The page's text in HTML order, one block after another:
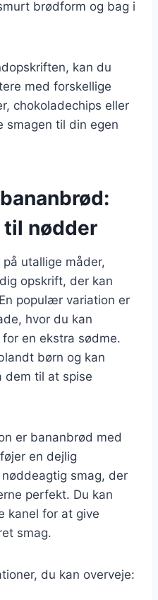
brødform og bag i
kan du
med forskellige
chokoladechips eller
smagen til din egen
til nødder
utallige måder,
opskrift, der kan
populær variation er
hvor du kan
en ekstra sødme.
børn og kan
til at spise
er bananbrød med
en dejlig
smag, der
perfekt. Du kan
kanel for at give
smag.
du kan overveje: